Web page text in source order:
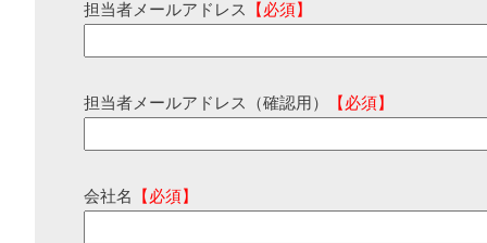
担当者メールアドレス 【必須】
担当者メールアドレス（確認用） 【必須】
会社名 【必須】